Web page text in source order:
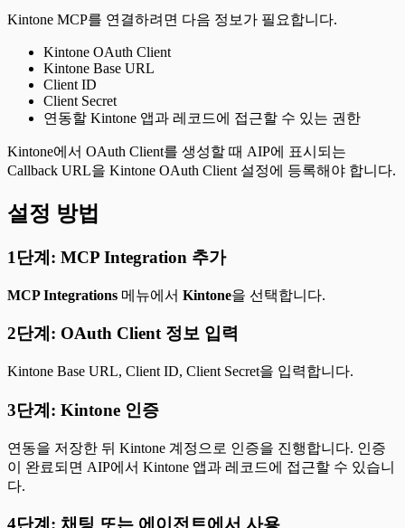
Kintone MCP를 연결하려면 다음 정보가 필요합니다.
Kintone OAuth Client
Kintone Base URL
Client ID
Client Secret
연동할 Kintone 앱과 레코드에 접근할 수 있는 권한
Kintone에서 OAuth Client를 생성할 때 AIP에 표시되는
Callback URL을 Kintone OAuth Client 설정에 등록해야 합니다.
설정 방법
1단계: MCP Integration 추가
MCP Integrations 메뉴에서 Kintone을 선택합니다.
2단계: OAuth Client 정보 입력
Kintone Base URL, Client ID, Client Secret을 입력합니다.
3단계: Kintone 인증
연동을 저장한 뒤 Kintone 계정으로 인증을 진행합니다. 인증
이 완료되면 AIP에서 Kintone 앱과 레코드에 접근할 수 있습니
다.
4단계: 채팅 또는 에이전트에서 사용